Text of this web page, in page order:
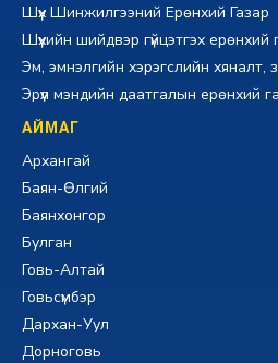
Шүүх Шинжилгээний Ерөнхий Газар
Шүүхийн шийдвэр гүйцэтгэх ерөнхий
Эм, эмнэлгийн хэрэгслийн хяналт,
Эрүүл мэндийн даатгалын ерөнхий
АЙМАГ
Архангай
Баян-Өлгий
Баянхонгор
Булган
Говь-Алтай
Говьсүмбэр
Дархан-Уул
Дорноговь